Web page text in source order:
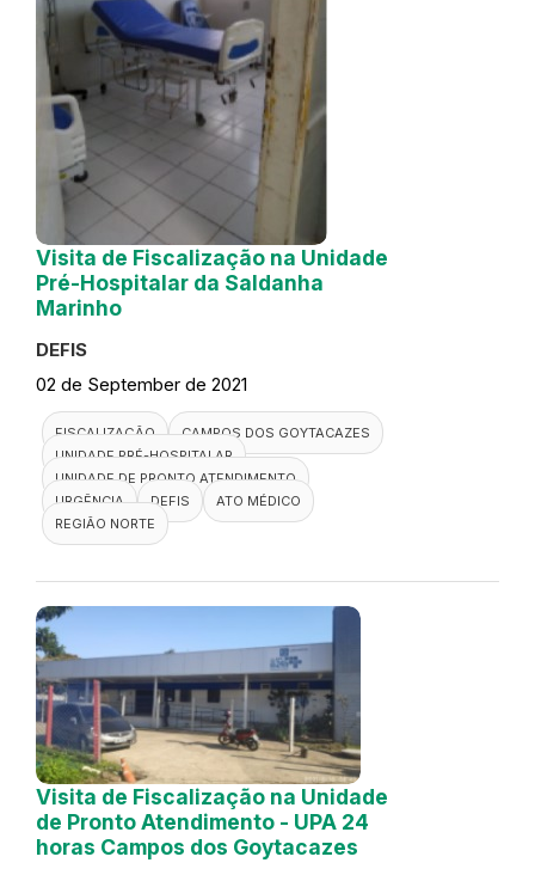
Visita de Fiscalização na Unidade
Pré-Hospitalar da Saldanha
Marinho
DEFIS
02 de September de 2021
FISCALIZAÇÃO
CAMPOS DOS GOYTACAZES
UNIDADE PRÉ-HOSPITALAR
UNIDADE DE PRONTO ATENDIMENTO
URGÊNCIA
DEFIS
ATO MÉDICO
REGIÃO NORTE
Visita de Fiscalização na Unidade
de Pronto Atendimento - UPA 24
horas Campos dos Goytacazes